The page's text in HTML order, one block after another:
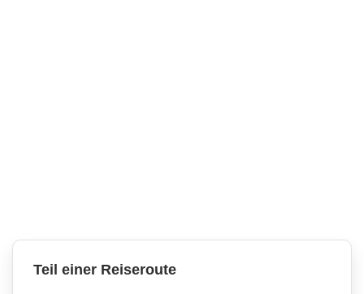
Teil einer Reiseroute